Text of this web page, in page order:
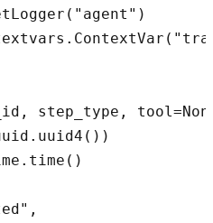
step_type,